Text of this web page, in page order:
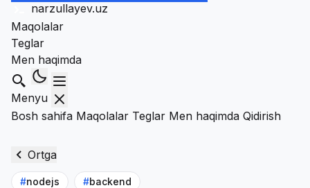
narzullayev.uz
Maqolalar
Teglar
Men haqimda
Qidirish
Menyu
Bosh sahifa Maqolalar Teglar Men haqimda Qidirish
Ortga
#nodejs #backend